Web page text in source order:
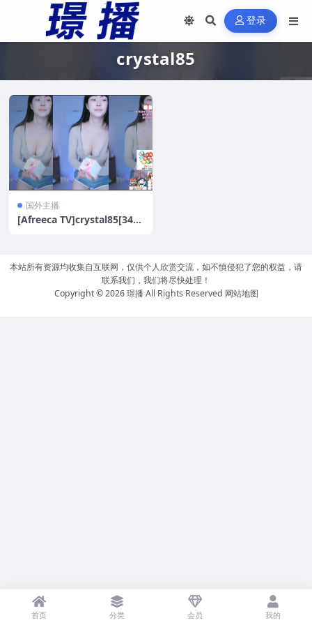
登录
crystal85
国外主播
[Afreeca TV]crystal85[34V/
本站所有资源均收集自互联网，仅供个人欣赏交流，如不慎侵犯了您的权益，请
联系我们，我们将尽快处理！
Copyright © 2026璟播All Rights Reserved 网站地图
首页 分类 会员 我的